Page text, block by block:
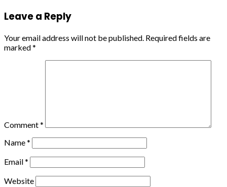
Leave a Reply
Your email address will not be published. Required fields are
marked*
Comment*
Name*
Email*
Website